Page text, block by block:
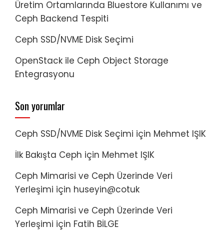
Üretim Ortamlarında Bluestore Kullanımı ve
Ceph Backend Tespiti
Ceph SSD/NVME Disk Seçimi
OpenStack ile Ceph Object Storage
Entegrasyonu
Son yorumlar
Ceph SSD/NVME Disk Seçimi için Mehmet IŞIK
İlk Bakışta Ceph için Mehmet IŞIK
Ceph Mimarisi ve Ceph Üzerinde Veri
Yerleşimi için huseyin@cotuk
Ceph Mimarisi ve Ceph Üzerinde Veri
Yerleşimi için Fatih BİLGE